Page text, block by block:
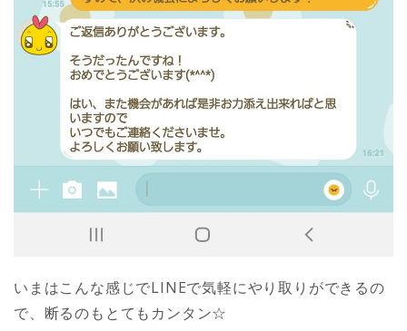
いまはこんな感じでLINEで気軽にやり取りができるの
で、断るのもとてもカンタン☆